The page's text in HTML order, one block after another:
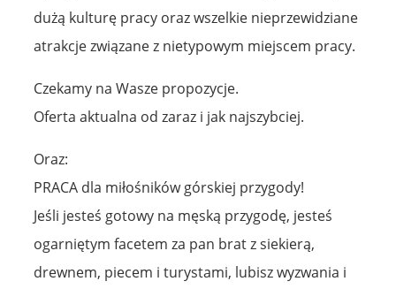
dużą kulturę pracy oraz wszelkie nieprzewidziane
atrakcje związane z nietypowym miejscem pracy.
Czekamy na Wasze propozycje.
Oferta aktualna od zaraz i jak najszybciej.
Oraz:
PRACA dla miłośników górskiej przygody!
Jeśli jesteś gotowy na męską przygodę, jesteś
ogarniętym facetem za pan brat z siekierą,
drewnem, piecem i turystami, lubisz wyzwania i